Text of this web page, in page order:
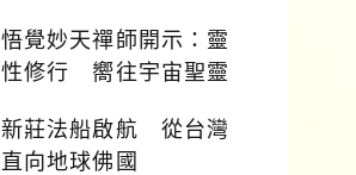
悟覺妙天禪師開示：靈
性修行 嚮往宇宙聖靈
新莊法船啟航 從台灣
直向地球佛國